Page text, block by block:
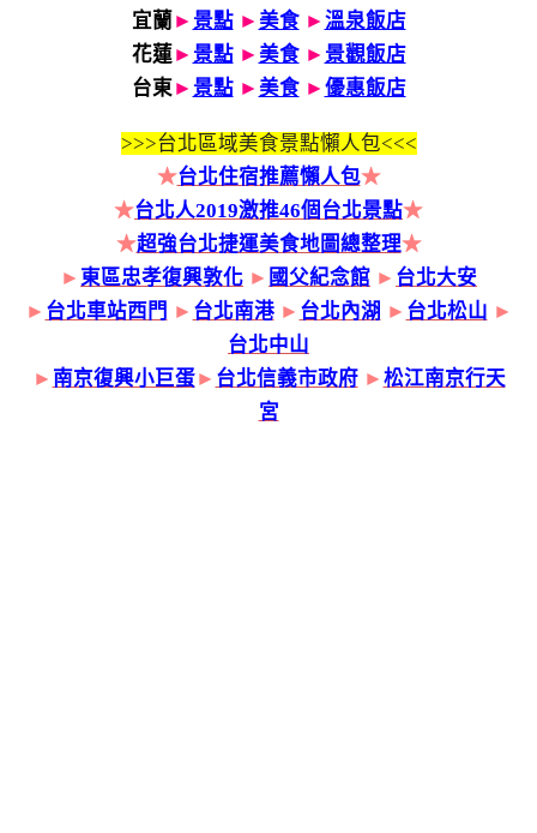
宜蘭 ► 景點 ► 美食► 溫泉飯店
花蓮► 景點 ► 美食► 景觀飯店
台東► 景點 ► 美食► 優惠飯店
>>>台北區域美食景點懶人包<<<
★台北住宿推薦懶人包★
★台北人2019激推46個台北景點★
★超強台北捷運美食地圖總整理★
► 東區忠孝復興敦化 ► 國父紀念館 ► 台北大安
► 台北車站西門 ► 台北南港 ► 台北內湖 ► 台北松山 ►
台北中山
► 南京復興小巨蛋► 台北信義市政府► 松江南京行天
宮